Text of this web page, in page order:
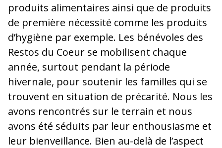
produits alimentaires ainsi que de produits
de première nécessité comme les produits
d’hygiène par exemple. Les bénévoles des
Restos du Coeur se mobilisent chaque
année, surtout pendant la période
hivernale, pour soutenir les familles qui se
trouvent en situation de précarité. Nous les
avons rencontrés sur le terrain et nous
avons été séduits par leur enthousiasme et
leur bienveillance. Bien au-delà de l’aspect